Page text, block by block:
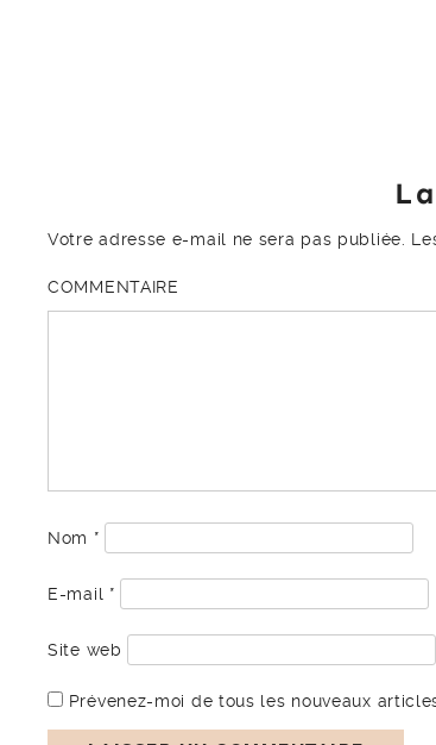
Votre adresse e-mail ne sera pas publiée.
COMMENTAIRE
Nom *
E-mail *
Site web
Prévenez-moi de tous les nouveaux